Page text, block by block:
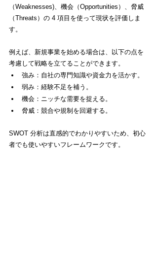
（Weaknesses)、機会（Opportunities）、脅威
（Threats）の 4 項目を使って現状を評価しま
す。
例えば、新規事業を始める場合は、以下の点を
考慮して戦略を立てることができます。
強み：自社の専門知識や資金力を活かす。
弱み：経験不足を補う。
機会：ニッチな需要を捉える。
脅威：競合や規制を回避する。
SWOT 分析は直感的でわかりやすいため、初心
者でも使いやすいフレームワークです。